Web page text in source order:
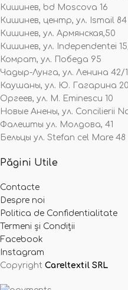
Кишинев, bd Moscova 16
Кишинев, центр, ул. Ismail 84
Кишинев, ул. Армянская,50
Кишинев, ул. Independentei
Комрат, ул. Победа 95
Чадыр-Лунга, ул. Ленина 42/1
Каушаны, ул. Ю. Гагарина 20
Оргеев, ул. M. Eminescu 10
Новые Анены, ул. Concilierii
Фалешты ул. Молдова, 41
Бельцы ул. Stefan cel Mare 48
Păgini Utile
Contacte
Despre noi
Politica de Confidentialitate
Termeni și Condiții
Facebook
Instagram
Copyright Careltextil SRL